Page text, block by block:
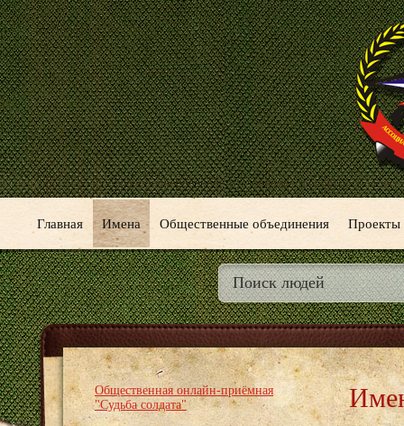
Главная Имена Общественные объединения Проекты
Общественная онлайн-приёмная
"Судьба солдата"